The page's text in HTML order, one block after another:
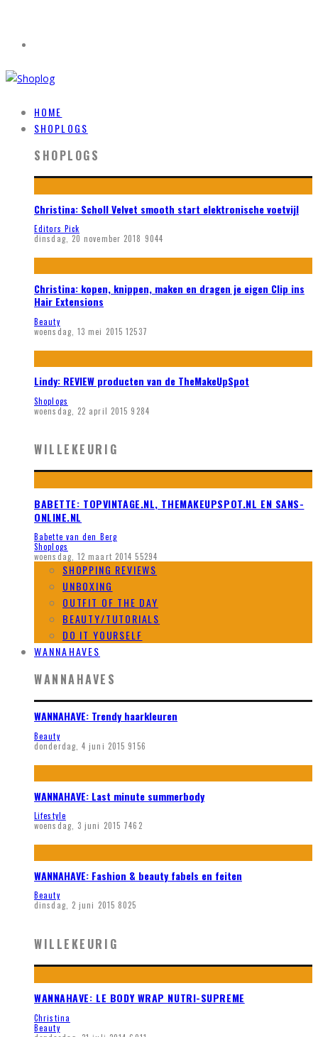
HOME
SHOPLOGS
SHOPLOGS
Christina: Scholl Velvet smooth start elektronische voetvijl
Editors Pick
dinsdag, 20 november 2018 9044
Christina: kopen, knippen, maken en dragen je eigen Clip ins
Hair Extensions
Beauty
woensdag, 13 mei 2015 12537
Lindy: REVIEW producten van de TheMakeUpSpot
Shoplogs
woensdag, 22 april 2015 9284
WILLEKEURIG
BABETTE: TOPVINTAGE.NL, THEMAKEUPSPOT.NL EN SANS-
ONLINE.NL
Babette van den Berg
Shoplogs
woensdag, 12 maart 2014 55294
SHOPPING REVIEWS
UNBOXING
OUTFIT OF THE DAY
BEAUTY/TUTORIALS
DO IT YOURSELF
WANNAHAVES
WANNAHAVES
WANNAHAVE: Trendy haarkleuren
Beauty
donderdag, 4 juni 2015 9156
WANNAHAVE: Last minute summerbody
Lifestyle
woensdag, 3 juni 2015 7462
WANNAHAVE: Fashion & beauty fabels en feiten
Beauty
dinsdag, 2 juni 2015 8025
WILLEKEURIG
WANNAHAVE: LE BODY WRAP NUTRI-SUPREME
Christina
Beauty